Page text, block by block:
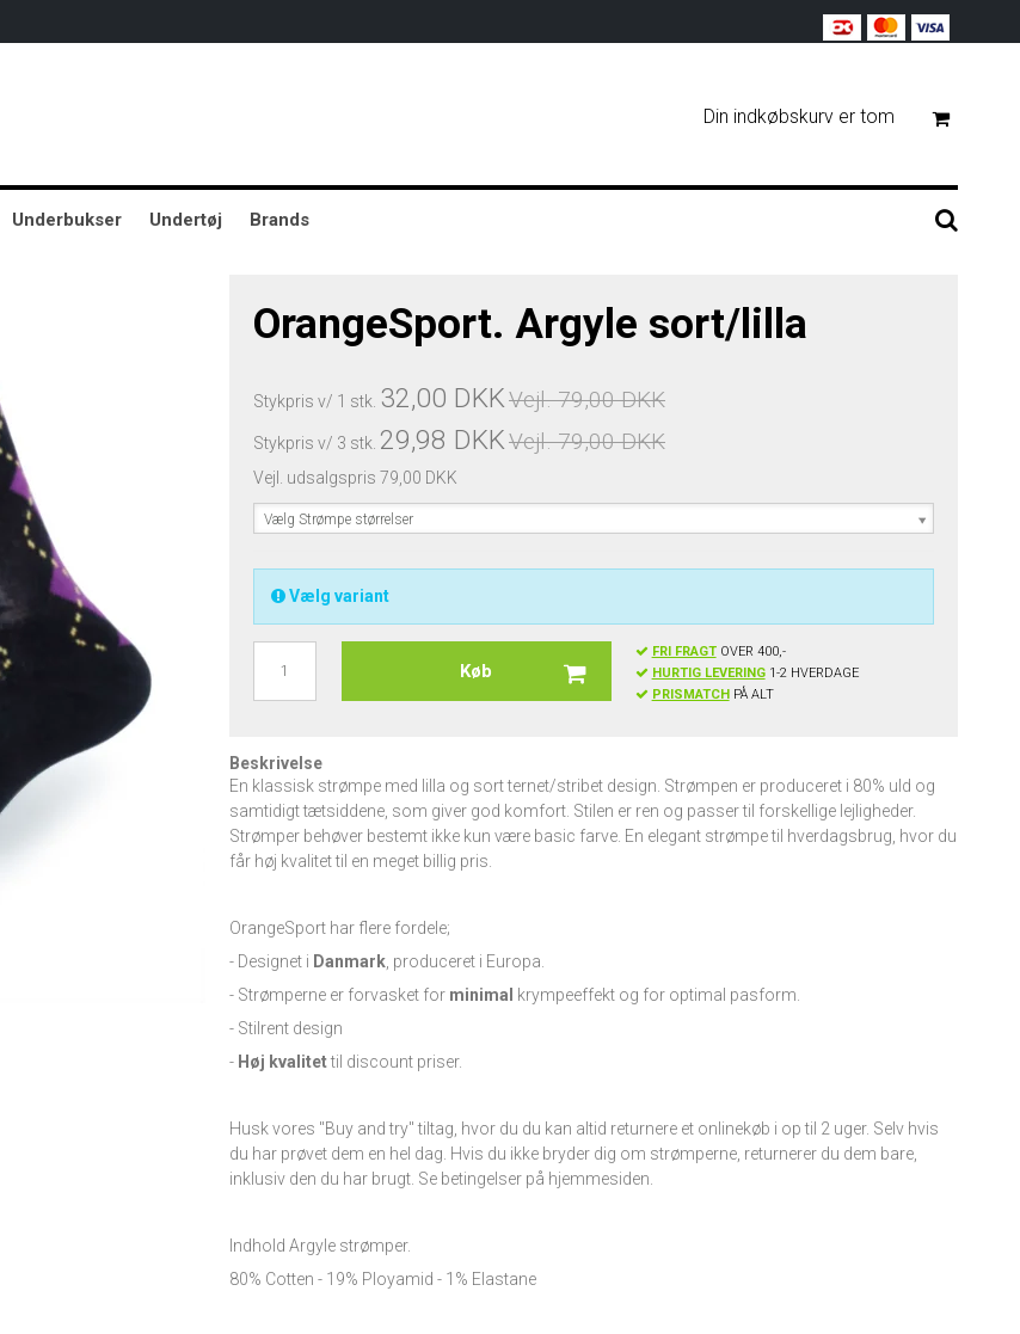
Din indkøbskurv er tom
Underbukser Undertøj Brands
OrangeSport. Argyle sort/lilla
Stykpris v/ 1 stk. 32,00 DKKVejl. 79,00 DKK
Stykpris v/ 3 stk. 29,98 DKKVejl. 79,00 DKK
Vejl. udsalgspris 79,00 DKK
Vælg Strømpe størrelser
Vælg variant
Køb
FRI FRAGTOVER 400,-
HURTIG LEVERING1-2 HVERDAGE
PRISMATCH PÅ ALT
Beskrivelse
En klassisk strømpe med lilla og sort ternet/stribet design. Strømpen er produceret i 80% uld og
samtidigt tætsiddene, som giver god komfort. Stilen er ren og passer til forskellige lejligheder.
Strømper behøver bestemt ikke kun være basic farve. En elegant strømpe til hverdagsbrug, hvor du
får høj kvalitet til en meget billig pris.
OrangeSport har flere fordele;
- Designet i Danmark , produceret i Europa.
- Strømperne er forvasket for minimal krympeeffekt og for optimal pasform.
- Stilrent design
- Høj kvalitettil discount priser.
Husk vores "Buy and try" tiltag, hvor du du kan altid returnere et onlinekøb i op til 2 uger. Selv hvis
du har prøvet dem en hel dag. Hvis du ikke bryder dig om strømperne, returnerer du dem bare,
inklusiv den du har brugt. Se betingelser på hjemmesiden.
Indhold Argyle strømper.
80% Cotten - 19% Ployamid - 1% Elastane